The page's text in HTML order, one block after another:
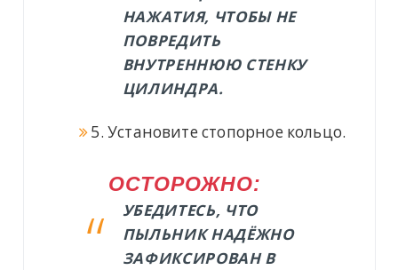
НАЖАТИЯ, ЧТОБЫ НЕ
ПОВРЕДИТЬ
ВНУТРЕННЮЮ СТЕНКУ
ЦИЛИНДРА.
5. Установите стопорное кольцо.
ОСТОРОЖНО:
УБЕДИТЕСЬ, ЧТО
ПЫЛЬНИК НАДЁЖНО
ЗАФИКСИРОВАН В